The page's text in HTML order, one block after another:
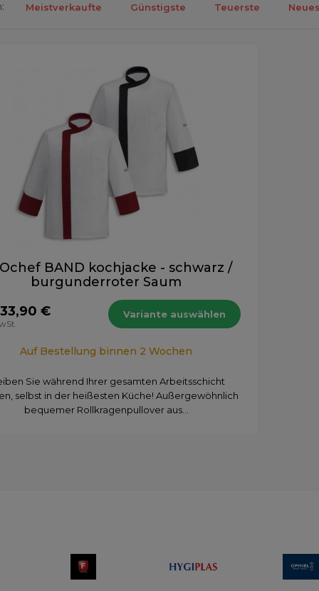
Meistverkaufte Günstigste Teuerste
BAND kochjacke - schwarz /
burgunderroter Saum
€
Variante auswählen
Auf Bestellung binnen 2 Wochen
Sie während Ihrer gesamten Arbeitsschicht
selbst in der heißesten Küche! Außergewöhnlich
bequemer Rollkragenpullover aus...